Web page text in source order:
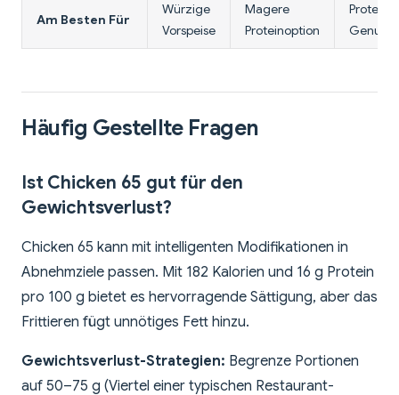
Am Besten Für
Würzige
Vorspeise
Magere
Proteinoption
Genuss
Häufig Gestellte Fragen
Ist Chicken 65 gut für den
Gewichtsverlust?
Chicken 65 kann mit intelligenten Modifikationen in
Abnehmziele passen. Mit 182 Kalorien und 16 g Protein
pro 100 g bietet es hervorragende Sättigung, aber das
Frittieren fügt unnötiges Fett hinzu.
Gewichtsverlust-Strategien: Begrenze Portionen
auf 50–75 g (Viertel einer typischen Restaurant-